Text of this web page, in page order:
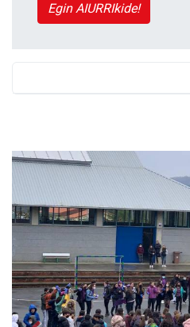
Egin AIURRIkide!